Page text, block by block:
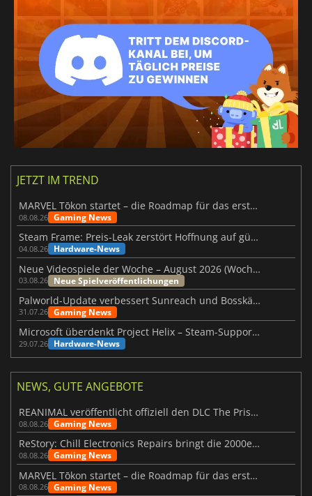
JETZT IM TREND
MARVEL Tōkon startet – die Roadmap für das erste Jahr wurde vorgestellt
08.08.26 Gaming News
Steam Frame: Preis-Leak zerstört Hoffnung auf günstiges VR-Headset
04.08.26 Hardware-News
Neue Videospiele der Woche – August 2026 (Woche 32)
03.08.26 Neue Spielveröffentlichungen
Palworld-Update verbessert Sunreach und Bosskämpfe deutlich
31.07.26 Gaming News
Microsoft überdenkt Project Helix – Steam-Support gefährdet
29.07.26 Hardware-News
NEWS, GUTE ANGEBOTE
REANIMAL veröffentlicht offiziell den DLC The Prisoner
08.08.26 Gaming News
ReStory: Chill Electronics Repairs bringt die 2000er zurück
08.08.26 Gaming News
MARVEL Tōkon startet – die Roadmap für das erste Jahr wurde vorgestellt
08.08.26 Gaming News